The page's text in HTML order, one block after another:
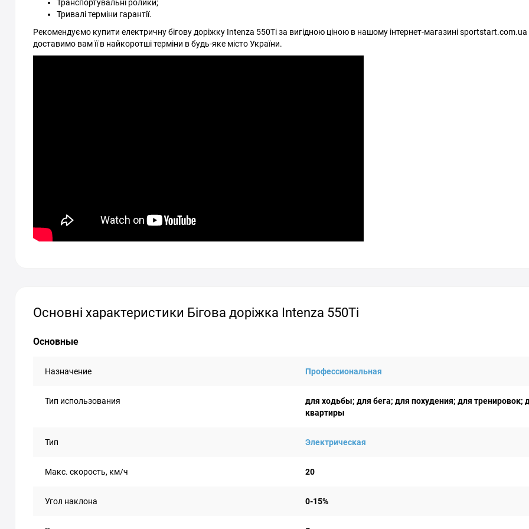
Транспортувальні ролики;
Тривалі терміни гарантії.
Рекомендуємо купити електричну бігову доріжку Intenza 550Ti за вигідною ціною в нашому інтернет-магазині sportstart.com.ua
доставимо вам її в найкоротші терміни в будь-яке місто України.
Основні характеристики Бігова доріжка Intenza 550Ti
Основные
Назначение Профессиональная
Тип использования
для ходьбы; для бега; для похудения; для тренировок;
квартиры
Тип Электрическая
Макс. скорость, км/ч 20
Угол наклона 0-15%